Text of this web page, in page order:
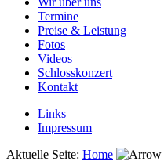
Termine
Preise & Leistung
Fotos
Videos
Schlosskonzert
Kontakt
Links
Impressum
Aktuelle Seite: Home